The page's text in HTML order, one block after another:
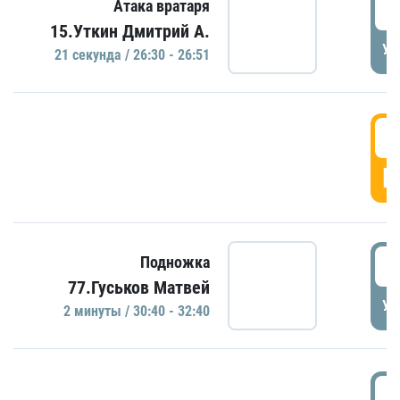
Атака вратаря
15.Уткин Дмитрий А.
21 секундa / 26:30 - 26:51
Подножка
77.Гуськов Матвей
2 минуты / 30:40 - 32:40